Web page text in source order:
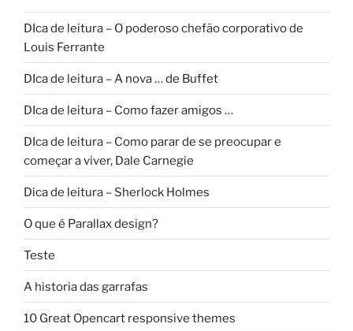
DIca de leitura – O poderoso chefão corporativo de
Louis Ferrante
DIca de leitura – A nova … de Buffet
DIca de leitura – Como fazer amigos …
DIca de leitura – Como parar de se preocupar e
começar a viver, Dale Carnegie
Dica de leitura – Sherlock Holmes
O que é Parallax design?
Teste
A historia das garrafas
10 Great Opencart responsive themes